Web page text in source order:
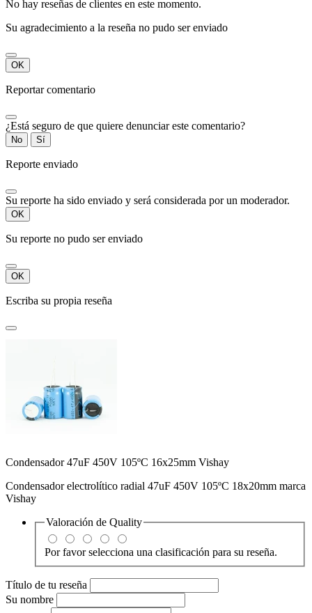
No hay reseñas de clientes en este momento.
Su agradecimiento a la reseña no pudo ser enviado
OK
Reportar comentario
¿Está seguro de que quiere denunciar este comentario?
No Sí
Reporte enviado
Su reporte ha sido enviado y será considerada por un moderador.
OK
Su reporte no pudo ser enviado
OK
Escriba su propia reseña
Condensador 47uF 450V 105ºC 16x25mm Vishay
Condensador electrolítico radial 47uF 450V 105ºC 18x20mm marca
Vishay
Valoración de Quality
Por favor selecciona una clasificación para su reseña.
Título de tu reseña
Su nombre